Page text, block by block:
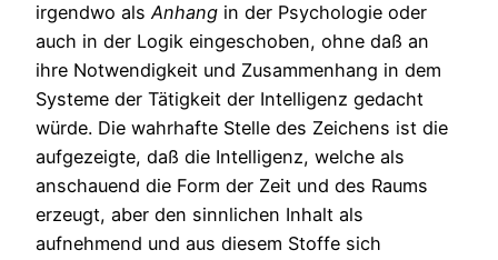
irgendwo alsAnhang in der Psychologie oder
auch in der Logik eingeschoben, ohne daß an
ihre Notwendigkeit und Zusammenhang in dem
Systeme der Tätigkeit der Intelligenz gedacht
würde. Die wahrhafte Stelle des Zeichens ist die
aufgezeigte, daß die Intelligenz, welche als
anschauend die Form der Zeit und des Raums
erzeugt, aber den sinnlichen Inhalt als
aufnehmend und aus diesem Stoffe sich